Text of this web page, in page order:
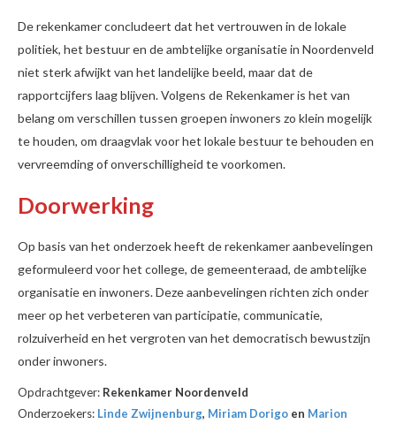
De rekenkamer concludeert dat het vertrouwen in de lokale
politiek, het bestuur en de ambtelijke organisatie in Noordenveld
niet sterk afwijkt van het landelijke beeld, maar dat de
rapportcijfers laag blijven. Volgens de Rekenkamer is het van
belang om verschillen tussen groepen inwoners zo klein mogelijk
te houden, om draagvlak voor het lokale bestuur te behouden en
vervreemding of onverschilligheid te voorkomen.
Doorwerking
Op basis van het onderzoek heeft de rekenkamer aanbevelingen
geformuleerd voor het college, de gemeenteraad, de ambtelijke
organisatie en inwoners. Deze aanbevelingen richten zich onder
meer op het verbeteren van participatie, communicatie,
rolzuiverheid en het vergroten van het democratisch bewustzijn
onder inwoners.
Opdrachtgever: Rekenkamer Noordenveld
Onderzoekers: Linde Zwijnenburg, Miriam Dorigo en Marion